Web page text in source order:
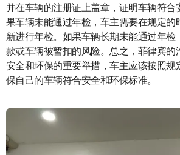
并在车辆的注册证上盖章，证明车辆符合
果车辆未能通过年检，车主需要在规定的
新进行年检。如果车辆长期未能通过年检
款或车辆被暂扣的风险。总之，菲律宾的
安全和环保的重要举措，车主应该按照规
保自己的车辆符合安全和环保标准。